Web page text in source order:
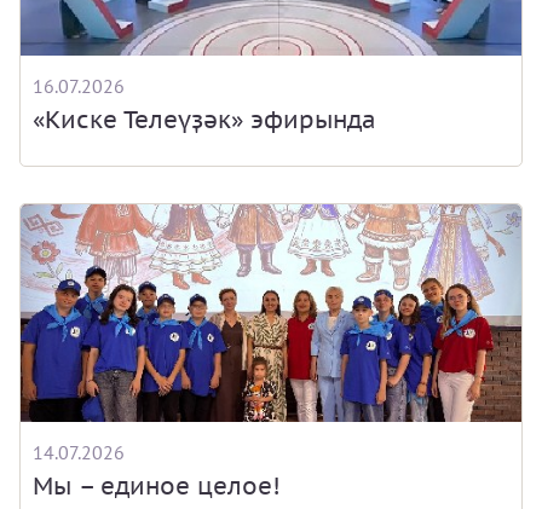
16.07.2026
«Киске Телеүҙәк» эфирында
14.07.2026
Мы – единое целое!